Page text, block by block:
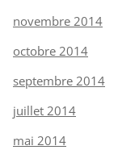
novembre 2014
octobre 2014
septembre 2014
juillet 2014
mai 2014